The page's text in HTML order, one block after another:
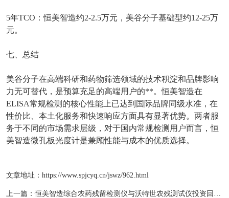
5年TCO ：恒美智造约2-2.5万元，美谷分子基础型约12-25万
元。
七、总结
美谷分子在高端科研和药物筛选领域的技术积淀和品牌影响
力无可替代，是预算充足的高端用户的**。恒美智造在
ELISA常规检测的核心性能上已达到国际品牌同级水准，在
性价比、本土化服务和快速响应方面具有显著优势。两者服
务于不同的市场需求层级，对于国内常规检测用户而言，恒
美智造微孔板光度计是兼顾性能与成本的优质选择。
文章地址： https://www.spjcyq.cn/jswz/962.html
上一篇：恒美智造综合农药残留检测仪与沃特世农残测试仪投资回报对比分析